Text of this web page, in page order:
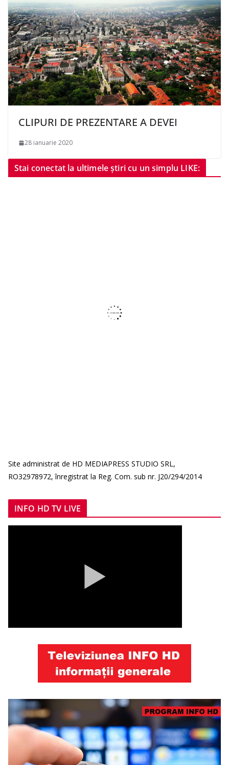
CLIPURI DE PREZENTARE A DEVEI
28 ianuarie 2020
Stai conectat la ultimele știri cu un simplu LIKE:
Site administrat de HD MEDIAPRESS STUDIO SRL,
RO32978972, înregistrat la Reg. Com. sub nr. J20/294/2014
INFO HD TV LIVE